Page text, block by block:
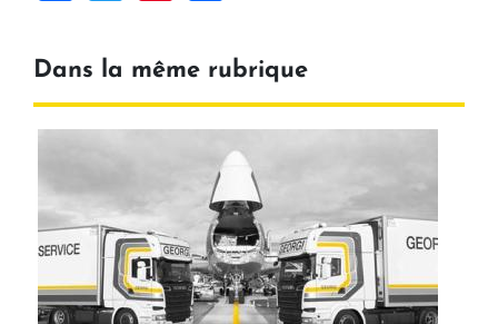
Dans la même rubrique